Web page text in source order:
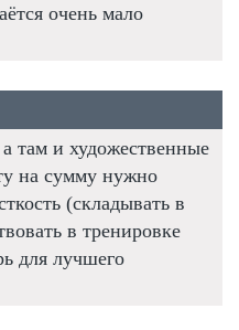
очень мало
там и художественные
на сумму нужно
(складывать в
в тренировке
для лучшего